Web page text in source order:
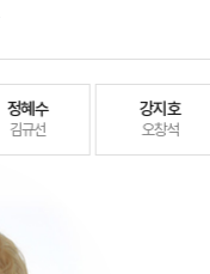
정혜수
김규선
강지호
오창석